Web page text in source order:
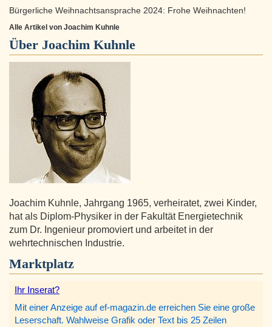
Bürgerliche Weihnachtsansprache 2024: Frohe Weihnachten!
Alle Artikel von Joachim Kuhnle
Über Joachim Kuhnle
Joachim Kuhnle, Jahrgang 1965, verheiratet, zwei Kinder,
hat als Diplom-Physiker in der Fakultät Energietechnik
zum Dr. Ingenieur promoviert und arbeitet in der
wehrtechnischen Industrie.
Marktplatz
Ihr Inserat?
Mit einer Anzeige auf ef-magazin.de erreichen Sie eine große
Leserschaft. Wahlweise Grafik oder Text bis 25 Zeilen